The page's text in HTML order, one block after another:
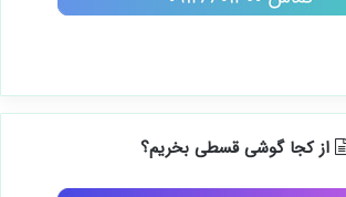
از کجا گوشی قسطی بخریم؟